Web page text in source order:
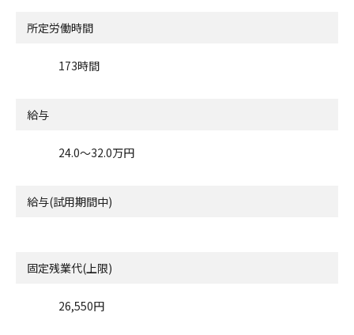
所定労働時間
173時間
給与
24.0〜32.0万円
給与(試用期間中)
固定残業代(上限)
26,550円